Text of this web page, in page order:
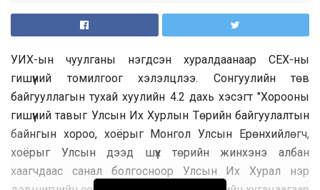
УИХ-ын чуулганы нэгдсэн хуралдаанаар СЕХ-ны
гишүүний томилгоог хэлэлцлээ. Сонгуулийн төв
байгууллагын тухай хуулийн 4.2 дахь хэсэгт "Хорооны
гишүүний тавыг Улсын Их Хурлын Төрийн байгуулалтын
байнгын хороо, хоёрыг Монгол Улсын Ерөнхийлөгч,
хоёрыг Улсын дээд шүүх төрийн жинхэнэ албан
хаагчдаас санал болгосноор Улсын Их Хурал нэр